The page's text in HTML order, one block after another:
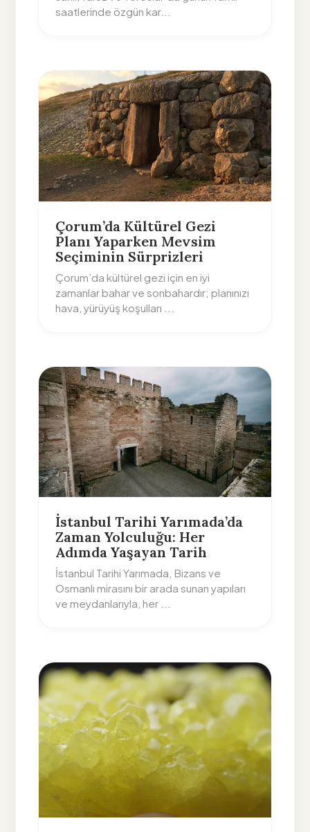
saatlerinde özgün kar...
Çorum’da Kültürel Gezi
Planı Yaparken Mevsim
Seçiminin Sürprizleri
Çorum’da kültürel gezi için en iyi
zamanlar bahar ve sonbahardır; planınızı
hava, yürüyüş koşulları ...
İstanbul Tarihi Yarımada’da
Zaman Yolculuğu: Her
Adımda Yaşayan Tarih
İstanbul Tarihi Yarımada, Bizans ve
Osmanlı mirasını bir arada sunan yapıları
ve meydanlarıyla, her ...